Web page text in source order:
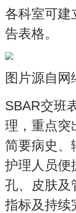
各科室可建
告表格。
图片源自网
SBAR交班
理，重点突
简要病史、
护理人员便
孔、皮肤及
指标及持续